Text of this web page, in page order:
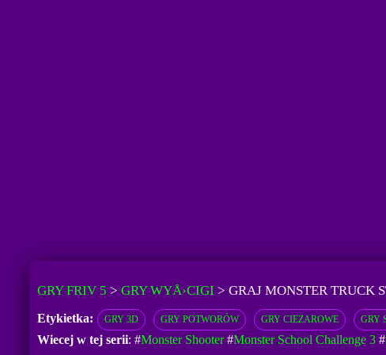
GRY FRIV 5 > GRY WYÅ›CIGI > GRAJ MONSTER TRUCK
Etykietka: GRY 3D GRY POTWORÓW GRY CIEZAROWE GRY
Wiecej w tej serii: #Monster Shooter#Monster School Challenge 3#